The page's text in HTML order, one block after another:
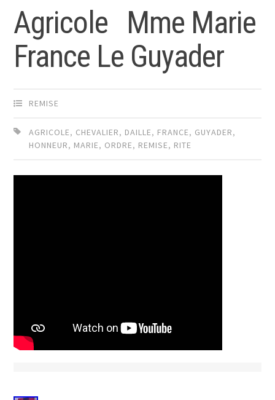
Agricole Mme Marie
France Le Guyader
REMISE
AGRICOLE, CHEVALIER, DAILLE, FRANCE, GUYADER,
HONNEUR, MARIE, ORDRE, REMISE, RITE